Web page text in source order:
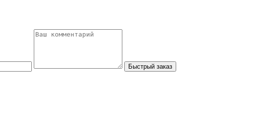
Быстрый заказ